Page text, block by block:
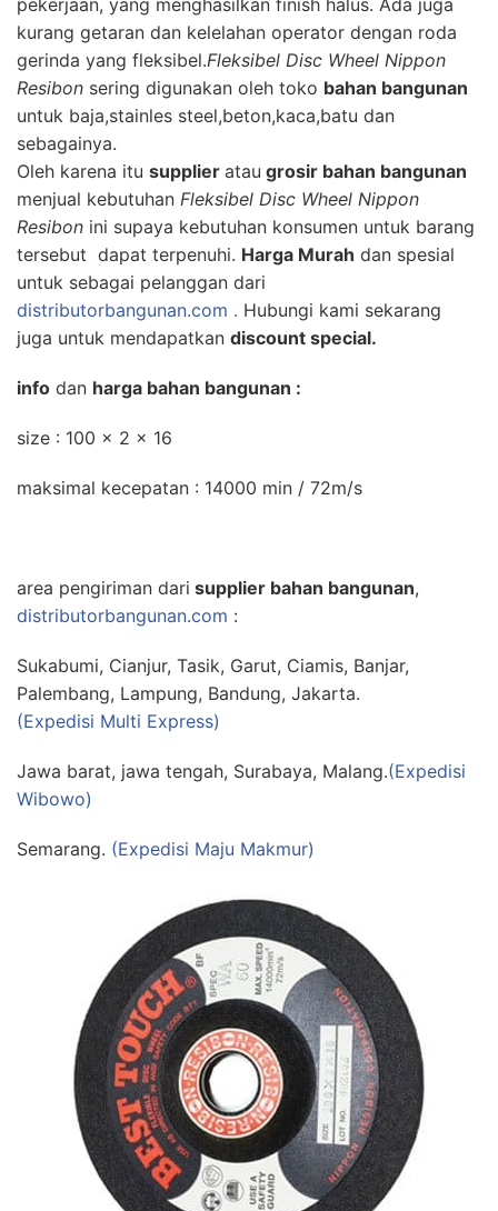
kurang getaran dan kelelahan operator dengan roda
gerinda yang fleksibel.Fleksibel Disc Wheel Nippon
Resibon sering digunakan oleh toko bahan bangunan
untuk baja,stainles steel,beton,kaca,batu dan
sebagainya.
Oleh karena itu supplier atau grosir bahan bangunan
menjual kebutuhan Fleksibel Disc Wheel Nippon
Resibon ini supaya kebutuhan konsumen untuk barang
tersebut dapat terpenuhi. Harga Murah dan spesial
untuk sebagai pelanggan dari
distributorbangunan.com . Hubungi kami sekarang
juga untuk mendapatkan discount special.
info dan harga bahan bangunan :
size : 100 x 2 x 16
maksimal kecepatan : 14000 min / 72m/s
area pengiriman dari supplier bahan bangunan,
distributorbangunan.com :
Sukabumi, Cianjur, Tasik, Garut, Ciamis, Banjar,
Palembang, Lampung, Bandung, Jakarta.
(Expedisi Multi Express)
Jawa barat, jawa tengah, Surabaya, Malang.(Expedisi
Wibowo)
Semarang. (Expedisi Maju Makmur)